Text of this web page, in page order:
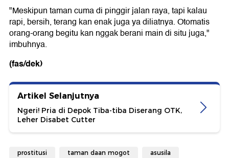
"Meskipun taman cuma di pinggir jalan raya, tapi kalau
rapi, bersih, terang kan enak juga ya diliatnya. Otomatis
orang-orang begitu kan nggak berani main di situ juga,"
imbuhnya.
(fas/dek)
Artikel Selanjutnya
Ngeri! Pria di Depok Tiba-tiba Diserang OTK,
Leher Disabet Cutter
prostitusi taman daan mogot asusila